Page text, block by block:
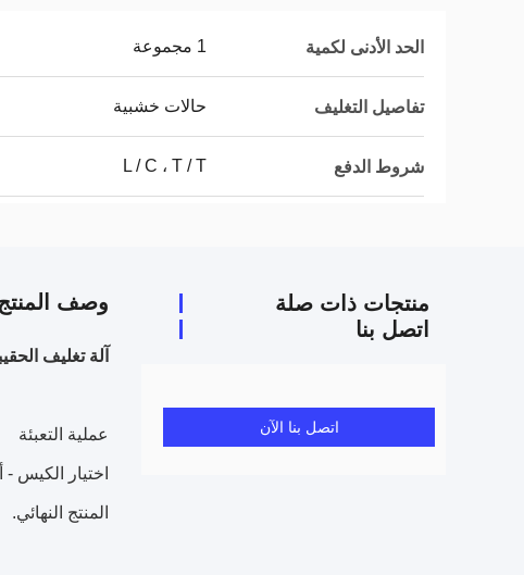
الحد الأدنى لكمية 1 مجموعة
تفاصيل التغليف حالات خشبية
شروط الدفع L / C ، T / T
منتجات ذات صلة
اتصل بنا
اتصل بنا الآن
وصف
آلة تغليف الحقيبة
عملية التعبئة
اختيار الكيس
المنتج النهائي.